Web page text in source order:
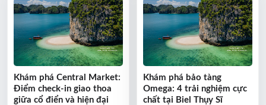
Khám phá Central Market:
Điểm check-in giao thoa
giữa cổ điển và hiện đại
Khám phá bảo tàng
Omega: 4 trải nghiệm cực
chất tại Biel Thụy Sĩ